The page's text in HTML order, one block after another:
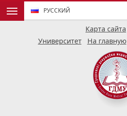
Карта сайта
РУССКИЙ
Университет На главную